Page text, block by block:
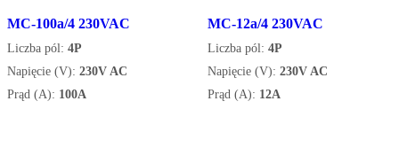
MC-100a/4 230VAC
Liczba pól: 4P
Napięcie (V): 230V AC
Prąd (A): 100A
MC-12a/4 230VAC
Liczba pól: 4P
Napięcie (V): 230V AC
Prąd (A): 12A